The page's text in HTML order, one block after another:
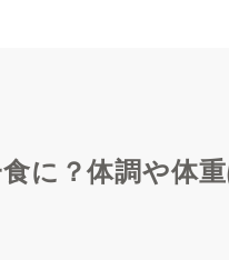
に？体調や体